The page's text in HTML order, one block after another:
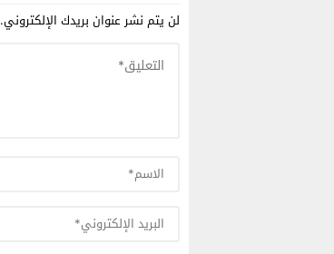
لن يتم نشر عنوان بريدك الإلكتروني.